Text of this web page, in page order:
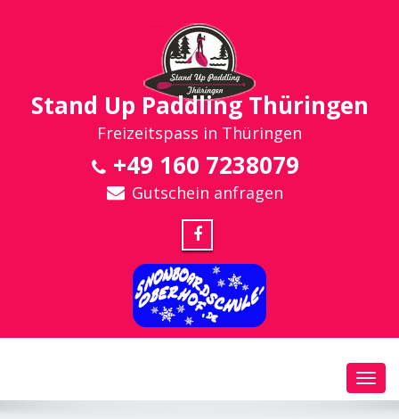
Stand Up Paddling Thüringen
Freizeitspass in Thüringen
+49 160 7238079
Gutschein anfragen